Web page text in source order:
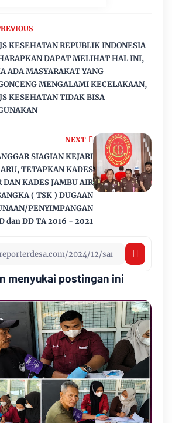
NEXT
SIAGIAN KEJARI
TETAPKAN KADES
DAN KADES JAMBU AIR
( TSK ) DUGAAN
PENYIMPANGAN
dan DD TA 2016 - 2021
KESEHATAN REPUBLIK INDONESIA
DAPAT MELIHAT HAL INI,
ADA MASYARAKAT YANG
MENGALAMI KECELAKAAN,
KESEHATAN TIDAK BISA
menyukai postingan ini